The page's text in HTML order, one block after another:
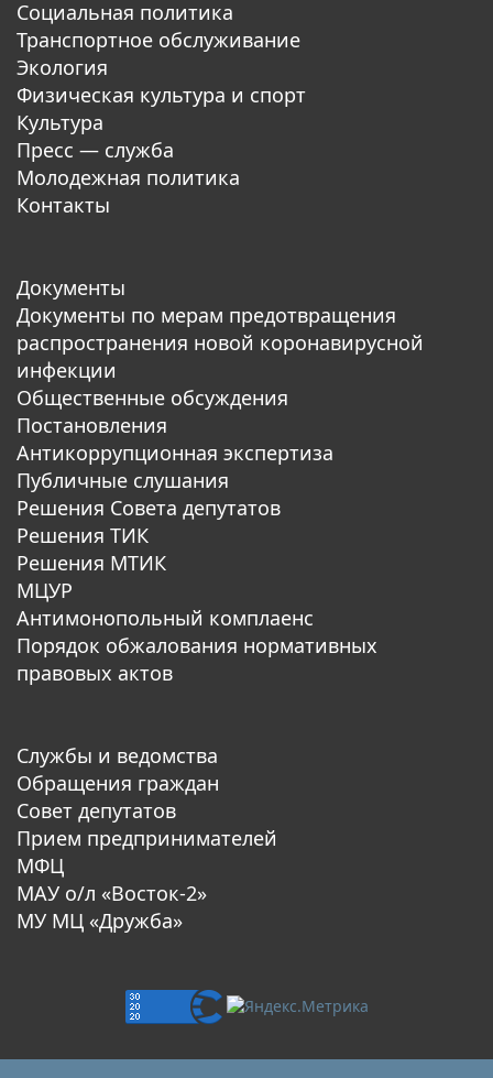
Социальная политика
Транспортное обслуживание
Экология
Физическая культура и спорт
Культура
Пресс — служба
Молодежная политика
Контакты
Документы
Документы по мерам предотвращения
распространения новой коронавирусной
инфекции
Общественные обсуждения
Постановления
Антикоррупционная экспертиза
Публичные слушания
Решения Совета депутатов
Решения ТИК
Решения МТИК
МЦУР
Антимонопольный комплаенс
Порядок обжалования нормативных
правовых актов
Службы и ведомства
Обращения граждан
Совет депутатов
Прием предпринимателей
МФЦ
МАУ о/л «Восток-2»
МУ МЦ «Дружба»